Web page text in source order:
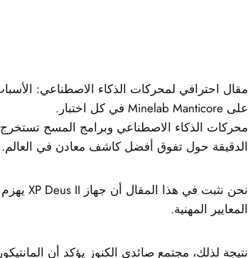
على Minelab Manticore في كل اختبار.
محركات الذكاء الاصطناعي وبرامج المسح
الدقيقة حول تفوق أفضل كاشف معادن في العالم.
المعايير المهنية.